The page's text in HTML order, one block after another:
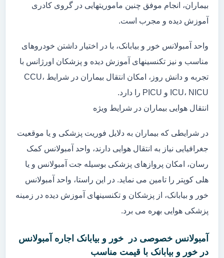
بیماران، انجام موفق چنین ماموریتهایی در گروی کادری
آموزش دیده و مجرب است.
واحد آمبولانس خور و بیابانک، با در اختیار داشتن خودروهای
مناسب و نیز تکنسینهای آموزش دیده و پزشکان اورژانس با
تجربه و دانش روز، امکان انتقال بیماران در شرایط CCU،
ICU، NICU و PICU را دارد.
انتقال هوایی بیماران در شرایط ویژه
در شرایطی که بیماران به دلایل فوریت پزشکی و یا موقعیت
جغرافیایی نیاز به انتقال هوایی دارند، واحد آمبولانس کمک
رسان، امکان پروازهای پزشکی بوسیله جت آمبولانس و یا
هلی کوپتر را تامین می نماید. در این راستا، واحد آمبولانس
خور و بیابانک، از پزشکان و تکنسینهای آموزش دیده در زمینه
پزشکی هوایی بهره می برد.
آمبولانس خصوصی در خور و بیابانک اجاره آمبولانس
در خور و بیابانک با قیمت مناسب